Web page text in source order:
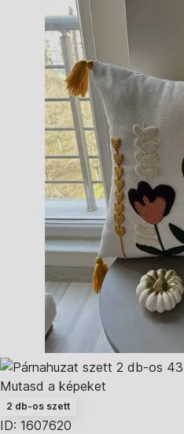
Mutasd a képeket
2 db-os szett
ID: 1607620